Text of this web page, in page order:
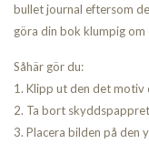
bullet journal eftersom
göra din bok klumpig
Såhär gör du:
1. Klipp ut den det motiv
2. Ta bort
3. Placera bilden på den